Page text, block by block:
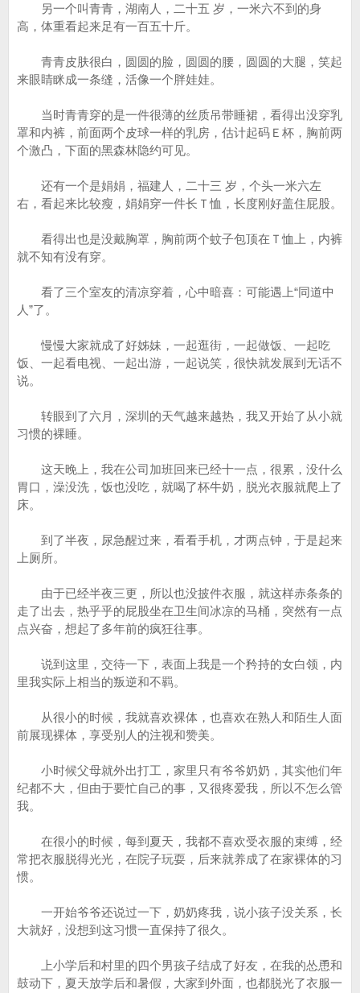
另一个叫青青，湖南人，二十五 岁，一米六不到的身
高，体重看起来足有一百五十斤。
青青皮肤很白，圆圆的脸，圆圆的腰，圆圆的大腿，笑起
来眼睛眯成一条缝，活像一个胖娃娃。
当时青青穿的是一件很薄的丝质吊带睡裙，看得出没穿乳
罩和内裤，前面两个皮球一样的乳房，估计起码Ｅ杯，胸前两
个激凸，下面的黑森林隐约可见。
还有一个是娟娟，福建人，二十三 岁，个头一米六左
右，看起来比较瘦，娟娟穿一件长Ｔ恤，长度刚好盖住屁股。
看得出也是没戴胸罩，胸前两个蚊子包顶在Ｔ恤上，内裤
就不知有没有穿。
看了三个室友的清凉穿着，心中暗喜：可能遇上“同道中
人”了。
慢慢大家就成了好姊妹，一起逛街，一起做饭、一起吃
饭、一起看电视、一起出游，一起说笑，很快就发展到无话不
说。
转眼到了六月，深圳的天气越来越热，我又开始了从小就
习惯的裸睡。
这天晚上，我在公司加班回来已经十一点，很累，没什么
胃口，澡没洗，饭也没吃，就喝了杯牛奶，脱光衣服就爬上了
床。
到了半夜，尿急醒过来，看看手机，才两点钟，于是起来
上厕所。
由于已经半夜三更，所以也没披件衣服，就这样赤条条的
走了出去，热乎乎的屁股坐在卫生间冰凉的马桶，突然有一点
点兴奋，想起了多年前的疯狂往事。
说到这里，交待一下，表面上我是一个矜持的女白领，内
里我实际上相当的叛逆和不羁。
从很小的时候，我就喜欢裸体，也喜欢在熟人和陌生人面
前展现裸体，享受别人的注视和赞美。
小时候父母就外出打工，家里只有爷爷奶奶，其实他们年
纪都不大，但由于要忙自己的事，又很疼爱我，所以不怎么管
我。
在很小的时候，每到夏天，我都不喜欢受衣服的束缚，经
常把衣服脱得光光，在院子玩耍，后来就养成了在家裸体的习
惯。
一开始爷爷还说过一下，奶奶疼我，说小孩子没关系，长
大就好，没想到这习惯一直保持了很久。
上小学后和村里的四个男孩子结成了好友，在我的怂恿和
鼓动下，夏天放学后和暑假，大家到外面，也都脱光了衣服一